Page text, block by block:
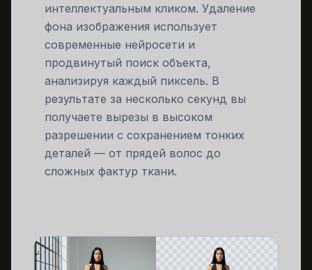
интеллектуальным кликом. Удаление
фона изображения использует
современные нейросети и
продвинутый поиск объекта,
анализируя каждый пиксель. В
результате за несколько секунд вы
получаете вырезы в высоком
разрешении с сохранением тонких
деталей — от прядей волос до
сложных фактур ткани.